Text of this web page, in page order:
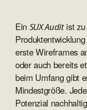
Ein SUX Auditist zu
erste Wireframes
oder auch bereits
beim Umfang gibt
Mindestgröße.
Potenzial